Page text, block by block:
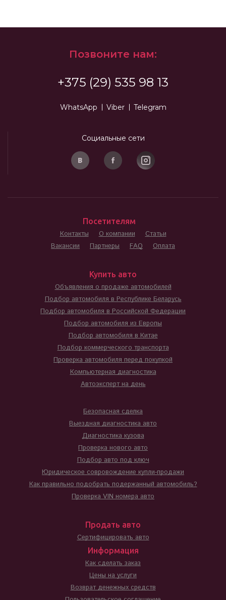
Позвоните нам:
+375 (29) 535 98 13
WhatsApp Viber Telegram
Социальные сети
Посетителям
Контакты О компании
Статьи
Вакансии
Партнеры FAQ Оплата
Купить авто
Объявления о продаже автомобилей
Подбор автомобиля в Республике Беларусь
Подбор автомобиля в Российской Федерации
Подбор автомобиля из Европы
Подбор автомобиля в Китае
Подбор коммерческого транспорта
Проверка автомобиля перед покупкой
Компьютерная диагностика
Автоэксперт на день
Безопасная сделка
Выездная диагностика авто
Диагностика кузова
Проверка нового авто
Подбор авто под ключ
Юридическое совровождение купли-продажи
Как правильно подобрать подержанный автомобиль?
Проверка VIN номера авто
Продать авто
Сертифицировать авто
Информация
Как сделать заказ
Цены на услуги
Возврат денежных средств